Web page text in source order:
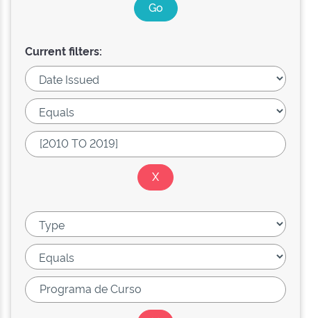
Current filters: